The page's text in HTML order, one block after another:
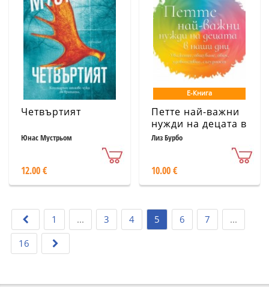
Четвъртият
Юнас Мустрьом
12.00 €
Е-Книга
Петте най-важни
нужди на децата в
наши дни
Лиз Бурбо
10.00 €
1 ... 3 4 5 6 7
...
16